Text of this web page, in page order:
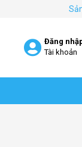
Đăng
Tài khoản